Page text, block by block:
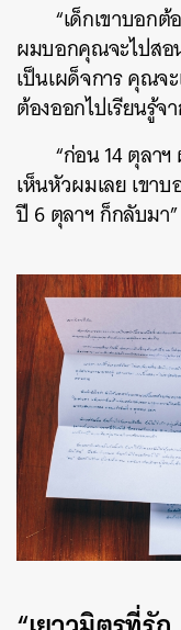
“เด็กเขาบอก
ผมบอกคุณจะไปสอ
เป็นเผด็จการ คุณจ
ต้องออกไปเรียนรู้จ
“ก่อน 14 ตุลา
เห็นหัวผมเลย เขา
ปี 6 ตุลาฯ ก็กลับมา”